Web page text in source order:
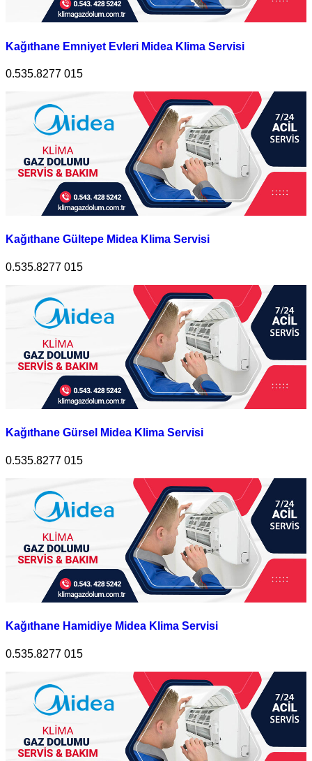
Kağıthane Emniyet Evleri Midea Klima Servisi
0.535.8277 015
Kağıthane Gültepe Midea Klima Servisi
0.535.8277 015
Kağıthane Gürsel Midea Klima Servisi
0.535.8277 015
Kağıthane Hamidiye Midea Klima Servisi
0.535.8277 015